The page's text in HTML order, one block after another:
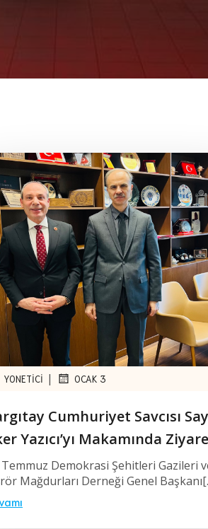
YONETICI | OCAK 3
Cumhuriyet Savcısı
Yazıcı’yı Makamında
Temmuz Demokrasi Şehitleri Gazileri
Mağdurları Derneği Genel